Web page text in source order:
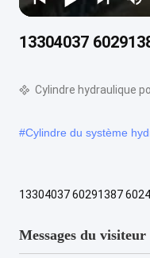
13304037
Cylindre hydraulique
#Cylindre du système
13304037 60291387
Messages du visiteur